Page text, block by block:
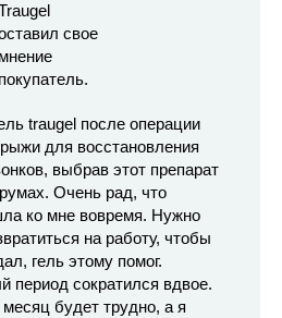
traugel после операции
для восстановления
выбрав этот препарат
Очень рад, что
ко мне вовремя. Нужно
на работу, чтобы
гель этому помог.
период сократился вдвое.
будет трудно, а я